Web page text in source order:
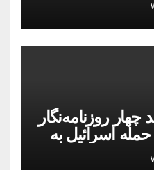
روزنامه‌نگار
در حمله اسرائیل به